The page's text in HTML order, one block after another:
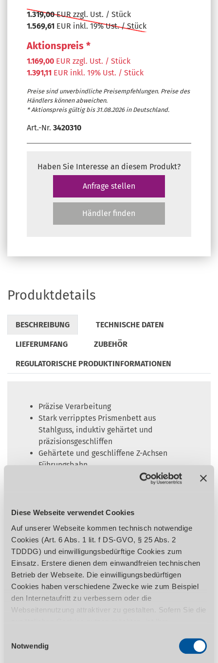
Diese Webseite verwendet Cookies
Auf unserer Webseite kommen technisch notwendige
Cookies (Art. 6 Abs. 1 lit. f DS-GVO, § 25 Abs. 2
TDDDG) und einwilligungsbedürftige Cookies zum
Einsatz. Erstere dienen dem einwandfreien technischen
Betrieb der Webseite. Die einwilligungsbedürftigen
Cookies haben verschiedene Zwecke wie zum Beispiel
den Internetaufritt zu verbessern oder die
Webseitennutzung attraktiver zu gestalten. Sofern Sie die
1 TDDDG erforderlich. Ihre erteilte Einwilligung können
Sie jederzeit durch Aufruf des Consent-Banners mit
Notwendig
1.319,00EUR zzgl. Ust. / Stück
1.569,61 EUR inkl. 19% Ust. / Stück
Aktionspreis *
1.169,00 EUR zzgl. Ust. / Stück
1.391,11 EUR inkl. 19% Ust. / Stück
Preise sind unverbindliche Preisempfehlungen. Preise des
Händlers können abweichen.
* Aktionspreis gültig bis 31.08.2026 in Deutschland.
Art.-Nr. 3420310
Haben Sie Interesse an diesem Produkt?
Anfrage stellen
Händler finden
Produktdetails
BESCHREIBUNG TECHNISCHE DATEN
LIEFERUMFANG ZUBEHÖR
REGULATORISCHE PRODUKTINFORMATIONEN
Präzise Verarbeitung
Stark verripptes Prismenbett aus
Stahlguss, induktiv gehärtet und
präzisionsgeschliffen
Gehärtete und geschliffene Z-Achsen
Führungsbahn
Gehärtete Spindelnase (DIN 6350)
Garantierte Rundlaufgenauigkeit der
Automatischer Längs- /Leitspindelantrieb
Rollgewalzte Trapezgewinde der
Leitspindel
Leitspindel in zwei Sinterlagern gelagert
Längs -, Plan - und Oberschlitten
Rechts-/Linkslauf im Bedienfeld schaltbar
Gehärtete Hauptspindel in nachstellbaren
präzisen Kegelrollenlagern gelagert
Kegelrollenlager in P5 Qualität
Drehfutter Rundlaufgenauigkeit besser als